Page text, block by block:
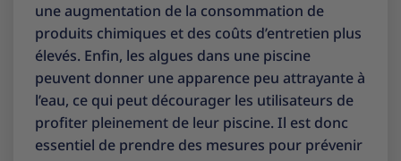
une augmentation de la consommation de
produits chimiques et des coûts d’entretien plus
élevés. Enfin, les algues dans une piscine
peuvent donner une apparence peu attrayante à
l’eau, ce qui peut décourager les utilisateurs de
profiter pleinement de leur piscine. Il est donc
essentiel de prendre des mesures pour prévenir